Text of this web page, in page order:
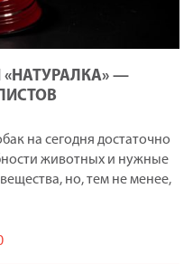
—
на сегодня достаточно
животных и нужные
но, тем не менее,